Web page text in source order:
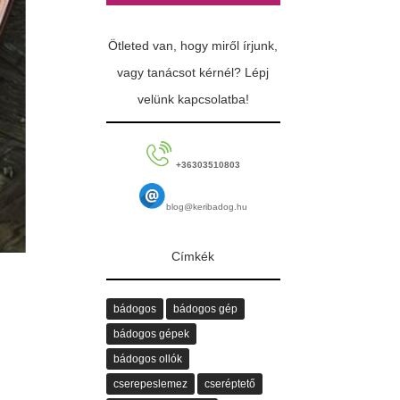
Ötleted van, hogy miről írjunk,
vagy tanácsot kérnél? Lépj
velünk kapcsolatba!
+36303510803
blog@keribadog.hu
Címkék
bádogos
bádogos gép
bádogos gépek
bádogos ollók
cserepeslemez
cseréptető